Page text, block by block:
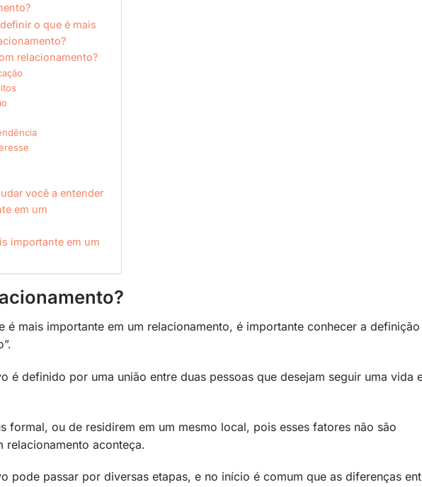
o que é mais
relacionamento?
você a entender
em um
importante em um
é mais importante em um relacionamento, é importante conhecer a
é definido por uma união entre duas pessoas que desejam seguir uma vida
formal, ou de residirem em um mesmo local, pois esses fatores não são
relacionamento aconteça.
pode passar por diversas etapas, e no início é comum que as diferenças